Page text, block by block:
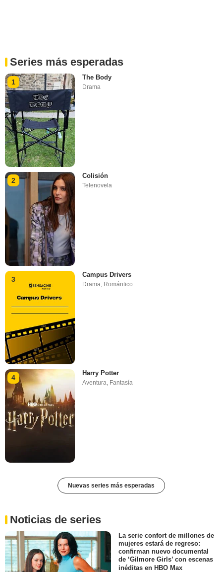
Series más esperadas
1
The Body
Drama
2
Colisión
Telenovela
3
Campus Drivers
Drama Romántico
4
Harry Potter
Aventura, Fantasía
Nuevas series más esperadas
Noticias de series
La serie confort de millones de
mujeres estará de regreso:
confirman nuevo documental
de ‘Gilmore Girls’ con escenas
inéditas en HBO Max